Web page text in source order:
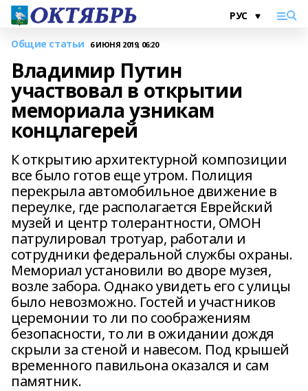
Общие статьи 6 ИЮНЯ 2019, 06:20
Владимир Путин
участвовал в открытии
мемориала узникам
концлагерей
К открытию архитектурной композиции
все было готов еще утром. Полиция
перекрыла автомобильное движение в
переулке, где располагается Еврейский
музей и центр толерантности, ОМОН
патрулировал тротуар, работали и
сотрудники федеральной службы охраны.
Мемориал установили во дворе музея,
возле забора. Однако увидеть его с улицы
было невозможно. Гостей и участников
церемонии то ли по соображениям
безопасности, то ли в ожидании дождя
скрыли за стеной и навесом. Под крышей
временного павильона оказался и сам
памятник.